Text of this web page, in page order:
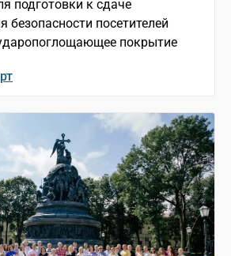
подготовки к сдаче
безопасности посетителей
покрытие